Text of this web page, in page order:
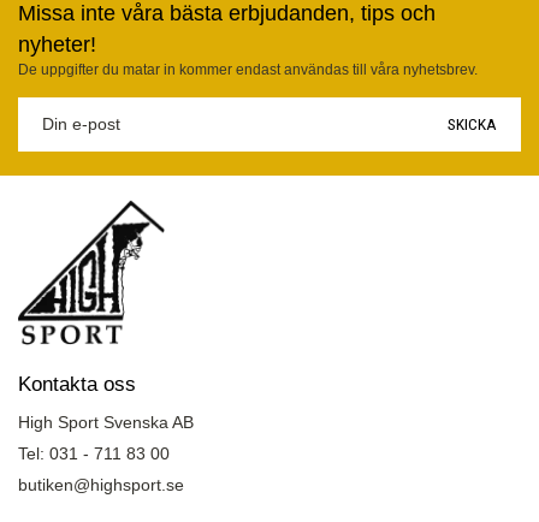
Missa inte våra bästa erbjudanden, tips och
nyheter!
De uppgifter du matar in kommer endast användas till våra nyhetsbrev.
SKICKA
Kontakta oss
High Sport Svenska AB
Tel: 031 - 711 83 00
butiken@highsport.se